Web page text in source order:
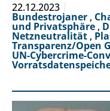
22.12.2023
Bundestrojaner ,
und Privatsphäre ,
Netzneutralität ,
Transparenz/Open
UN-Cybercrime-